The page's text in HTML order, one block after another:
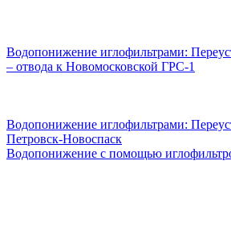
Водопонижение иглофильтрами:
– отвода к Новомосковской ГРС-1
Водопонижение иглофильтрами:
Петровск-Новоспаск
Водопонижение с помощью